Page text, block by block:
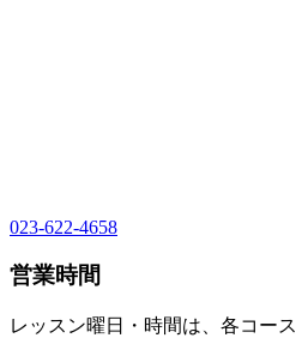
023-622-4658
営業時間
レッスン曜日・時間は、各コー